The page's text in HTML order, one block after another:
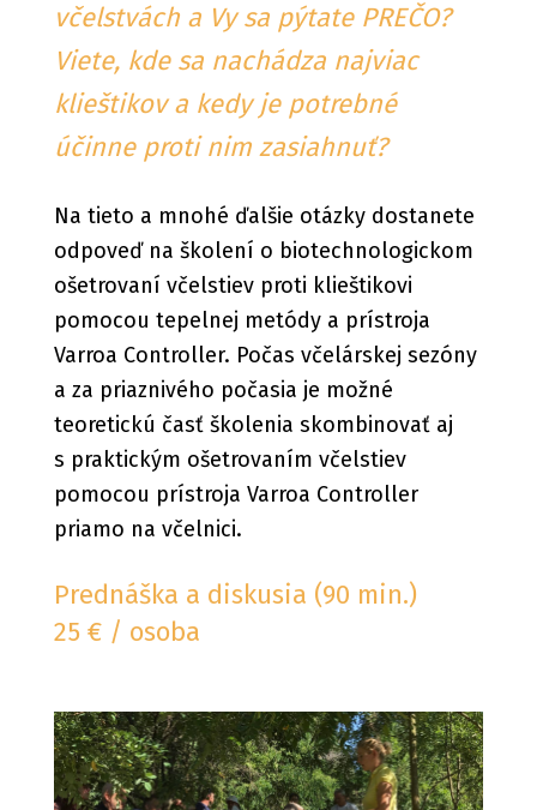
včelstvách a Vy sa pýtate PREČO?
Viete, kde sa nachádza najviac
klieštikov a kedy je potrebné
účinne proti nim zasiahnuť?
Na tieto a mnohé ďalšie otázky dostanete
odpoveď na školení o biotechnologickom
ošetrovaní včelstiev proti klieštikovi
pomocou tepelnej metódy a prístroja
Varroa Controller. Počas včelárskej sezóny
a za priaznivého počasia je možné
teoretickú časť školenia skombinovať aj
s praktickým ošetrovaním včelstiev
pomocou prístroja Varroa Controller
priamo na včelnici.
Prednáška a diskusia (90 min.)
25 € / osoba